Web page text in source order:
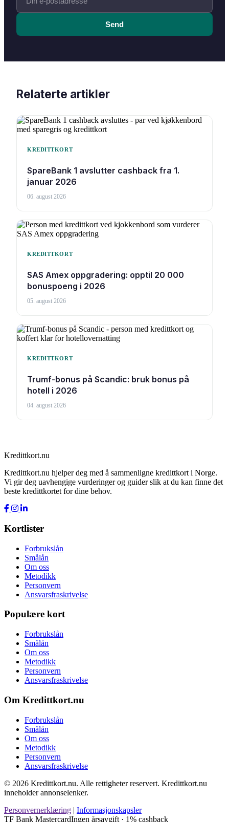
Send
Relaterte artikler
KREDITTKORT
SpareBank 1 avslutter cashback fra 1.
januar 2026
06. august 2026
KREDITTKORT
SAS Amex oppgradering: opptil 20 000
bonuspoeng i 2026
05. august 2026
KREDITTKORT
Trumf-bonus på Scandic: bruk bonus på
hotell i 2026
04. august 2026
Kredittkort.nu
Kredittkort.nu hjelper deg med å sammenligne kredittkort i Norge.
Vi gir deg uavhengige vurderinger og guider slik at du kan finne det
beste kredittkortet for dine behov.
Kortlister
Forbrukslån
Smålån
Om oss
Metodikk
Personvern
Ansvarsfraskrivelse
Populære kort
Forbrukslån
Smålån
Om oss
Metodikk
Personvern
Ansvarsfraskrivelse
Om Kredittkort.nu
Forbrukslån
Smålån
Om oss
Metodikk
Personvern
Ansvarsfraskrivelse
© 2026 Kredittkort.nu. Alle rettigheter reservert. Kredittkort.nu
inneholder annonselenker.
Personvernerklæring | Informasjonskapsler
TF Bank MastercardIngen årsavgift · 1% cashback